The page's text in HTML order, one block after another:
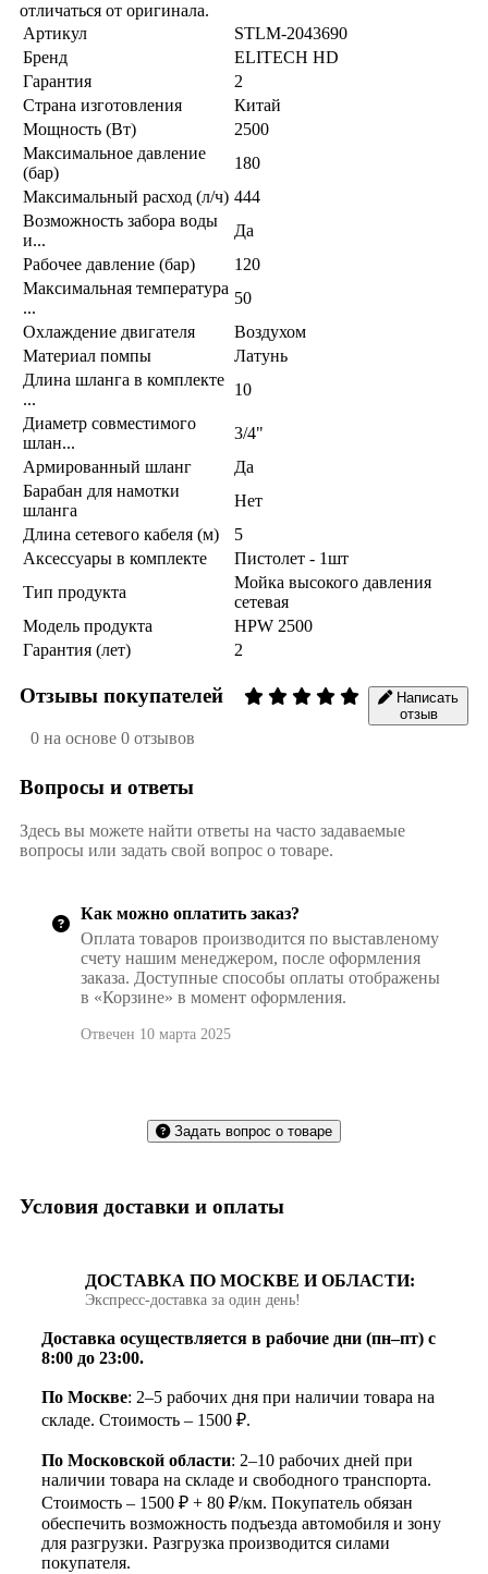
отличаться от оригинала.
Артикул
STLM-2043690
Бренд
ELITECH HD
Гарантия
2
Страна изготовления
Китай
Мощность (Вт)
2500
Максимальное давление
(бар)
180
Максимальный расход (л/ч) 444
Возможность забора воды
и...
Да
Рабочее давление (бар)
120
Максимальная температура
...
50
Охлаждение двигателя
Воздухом
Материал помпы
Латунь
Длина шланга в комплекте
...
10
Диаметр совместимого
шлан...
3/4"
Армированный шланг
Да
Барабан для намотки
шланга
Нет
Длина сетевого кабеля (м)
5
Аксессуары в комплекте
Пистолет - 1шт
Тип продукта
Мойка высокого давления
сетевая
Модель продукта
HPW 2500
Гарантия (лет)
2
Отзывы покупателей
0 на основе 0 отзывов
Написать
отзыв
Вопросы и ответы
Здесь вы можете найти ответы на часто задаваемые
вопросы или задать свой вопрос о товаре.
Как можно оплатить заказ?
Оплата товаров производится по выставленому
счету нашим менеджером, после оформления
заказа. Доступные способы оплаты отображены
в «Корзине» в момент оформления.
Отвечен 10 марта 2025
Задать вопрос о товаре
Условия доставки и оплаты
ДОСТАВКА ПО МОСКВЕ И ОБЛАСТИ:
Экспресс‑доставка за один день!
Доставка осуществляется в рабочие дни (пн–пт) с
8:00 до 23:00.
По Москве: 2–5 рабочих дня при наличии товара на
складе. Стоимость – 1500 ₽.
По Московской области: 2–10 рабочих дней при
наличии товара на складе и свободного транспорта.
Стоимость – 1500 ₽ + 80 ₽/км. Покупатель обязан
обеспечить возможность подъезда автомобиля и зону
для разгрузки. Разгрузка производится силами
покупателя.